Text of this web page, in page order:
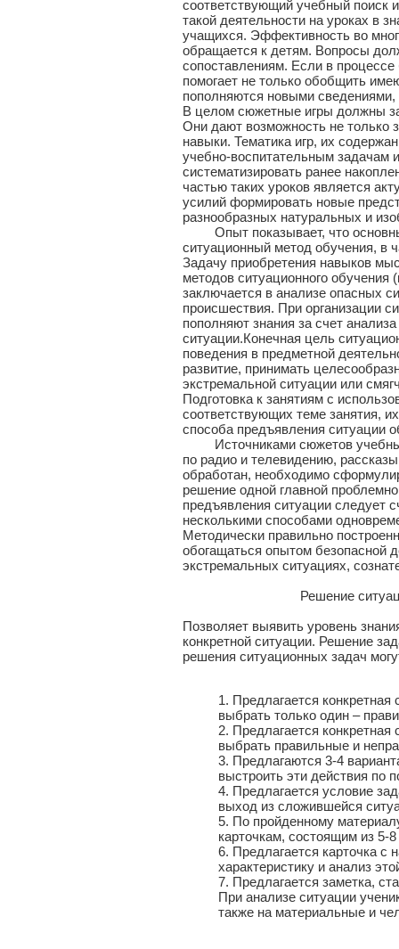
соответствующий учебный поиск
такой деятельности на уроках в
учащихся. Эффективность во
обращается к детям. Вопросы
сопоставлениям. Если в
помогает не только обобщить
пополняются новыми
В целом сюжетные игры должны
Они дают возможность не только
навыки. Тематика игр, их
учебно-воспитательным
систематизировать ранее
частью таких уроков является
усилий формировать новые
разнообразных натуральных и
Опыт показывает, что
ситуационный метод обучения, в
Задачу приобретения навыков
методов ситуационного
заключается в анализе опасных
происшествия. При организации
пополняют знания за счет
ситуации.Конечная цель
поведения в предметной
развитие, принимать
экстремальной ситуации или
Подготовка к занятиям с
соответствующих теме занятия,
способа предъявления ситуации
Источниками сюжетов учебных
по радио и телевидению,
обработан, необходимо
решение одной главной
предъявления ситуации следует
несколькими способами
Методически правильно
обогащаться опытом безопасной
экстремальных ситуациях,
Решение
Позволяет выявить уровень
конкретной ситуации. Решение
решения ситуационных задач
1. Предлагается
выбрать только один –
2. Предлагается
выбрать правильные и
3. Предлагаются 3-4
выстроить эти действия по
4. Предлагается условие
выход из сложившейся
5. По пройденному
карточкам, состоящим из 5-
6. Предлагается карточка с
характеристику и анализ
7. Предлагается заметка,
При анализе ситуации
также на материальные и